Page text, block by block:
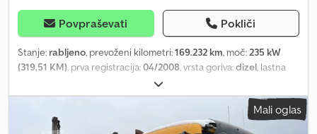
Povpraševati Pokliči
Stanje: rabljeno, prevoženi kilometri:169.232 km, moč:235 kW
(319,51 KM), prva registracija:04/2008, vrsta goriva:dizel, lastna
, največja dovoljena obremenitev:
masa:18.000 kg, konfiguracija osi:4x2, medosna razdalja:3.900
oranžna , voznikova
dnevna kabina , vrsta prenosa:mehanski, emisijski razred:
Mali oglas